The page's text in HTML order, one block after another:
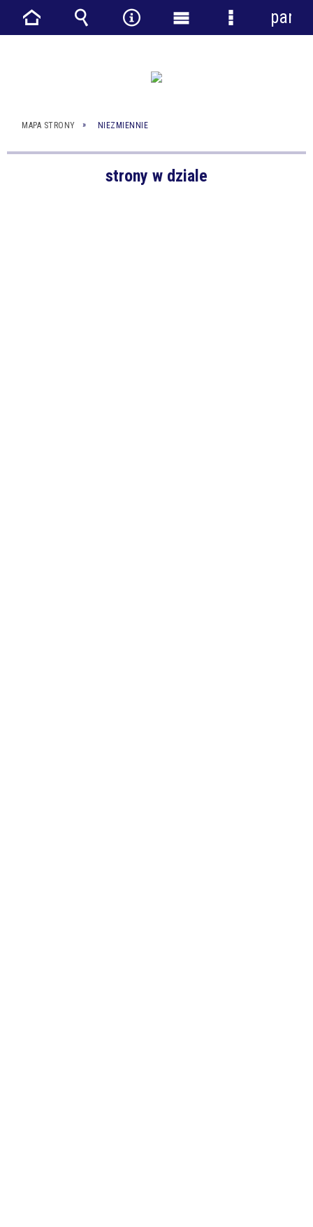
MAPA STRONY NIEZMIENNIE
strony w dziale
StronaWyszukiwarka
Narzędzia
Menu Menu
panel